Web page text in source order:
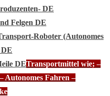
DE
Felgen DE
Roboter (Autonomes
DETransportmittel wie; –
Autonomes Fahren –